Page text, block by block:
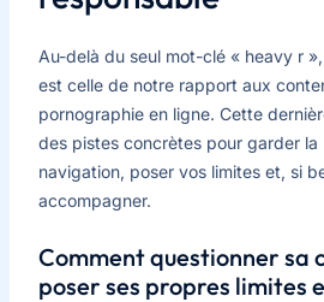
Au-delà du seul mot-clé « heavy r
est celle de notre rapport aux
pornographie en ligne. Cette
des pistes concrètes pour garder la
navigation, poser vos limites et, si
accompagner.
Comment questionner sa
poser ses propres limites